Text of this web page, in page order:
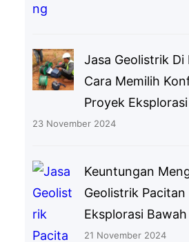
Jasa Geolistrik
Cara Memilih
Proyek Eksplorasi
23 November 2024
Keuntungan
Geolistrik
Eksplorasi
21 November 2024